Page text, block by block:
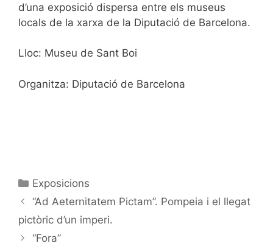
d’una exposició dispersa entre els museus
locals de la xarxa de la Diputació de Barcelona.
Lloc: Museu de Sant Boi
Organitza: Diputació de Barcelona
Exposicions
“Ad Aeternitatem Pictam”. Pompeia i el llegat
pictòric d’un imperi.
“Fora”